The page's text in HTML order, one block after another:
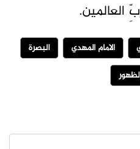
العالمين.
الامام المهدي
البصرة